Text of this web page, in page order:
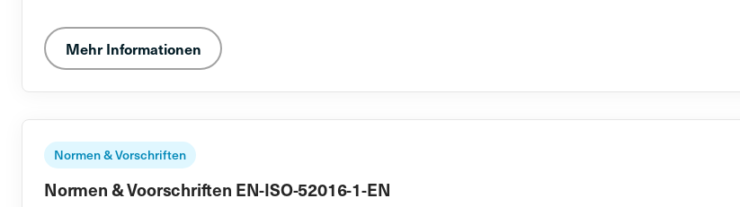
Mehr Informationen
Normen & Vorschriften
Normen & Voorschriften EN-ISO-52016-1-EN